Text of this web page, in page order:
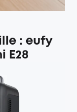
: eufy
E28